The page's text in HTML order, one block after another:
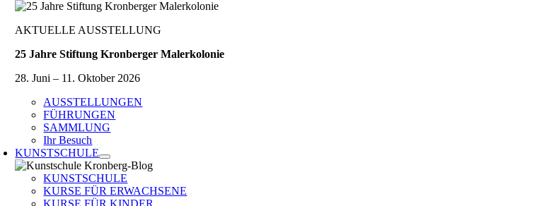
AKTUELLE AUSSTELLUNG
25 Jahre Stiftung Kronberger Malerkolonie
28. Juni – 11. Oktober 2026
AUSSTELLUNGEN
FÜHRUNGEN
SAMMLUNG
Ihr Besuch
KUNSTSCHULE
KUNSTSCHULE
KURSE FÜR ERWACHSENE
KURSE FÜR KINDER